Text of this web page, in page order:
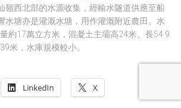
嶺西北部的水源收集，經輸水隧道供應至船
水塘亦是灌溉水塘，用作灌溉附近農田。水
約17萬立方米，混凝土主壩高24米、長54.9
米，水庫規模較小。
LinkedIn X